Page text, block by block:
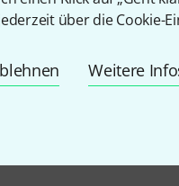
über die Cookie-
Weitere